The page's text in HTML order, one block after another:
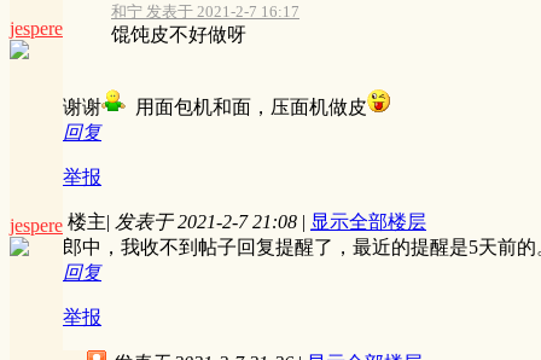
jespere
和宁 发表于 2021-2-7 16:17
馄饨皮不好做呀
谢谢
用面包机和面，压面机做皮
回复
举报
jespere 楼主| 发表于 2021-2-7 21:08 | 显示全部楼层
郎中，我收不到帖子回复提醒了，最近的提醒是5天前
回复
举报